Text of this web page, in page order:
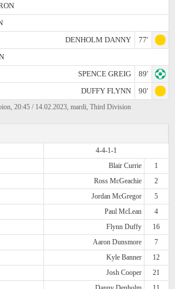
DENHOLM DANNY
77'
SPENCE GREIG
89'
DUFFY FLYNN
90'
20:45 / 14.02.2023, mardi, Third Division
4-4-1-1
Blair Currie
1
Ross McGeachie
2
Jordan McGregor
5
Paul McLean
4
Flynn Duffy
16
Aaron Dunsmore
7
Kyle Banner
12
Josh Cooper
21